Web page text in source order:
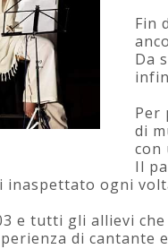
Fin
Da
Per
di
con
Il
inaspettato ogni
e tutti gli allievi
di cantante